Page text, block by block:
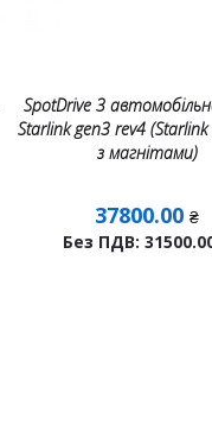
SpotDrive 3
Starlink gen3 rev4 (Starlink
з магнітами)
37800.00 ₴
Без ПДВ: